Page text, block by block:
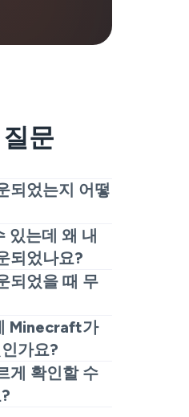
문
되었는지 어떻
는지 물어보신
실시간 추적
세요. 실제 중
번에 보고하는
조용하다면,
지 않았고, 문
큽니다.
있는데 왜 내
되었나요?
글로벌
지만, 서버로
않을 수 있습
로 전환하고
웃했다가 다
람들이 사용
하면 전체
되었을 때 무
다운되었다고
서버
, 일반적으로 기
동안 재설치
다. 가장 좋은
Minecraft가
가요?
운되었는지 묻
스가 충돌하고
지 않았기 때문
게 확인할 수